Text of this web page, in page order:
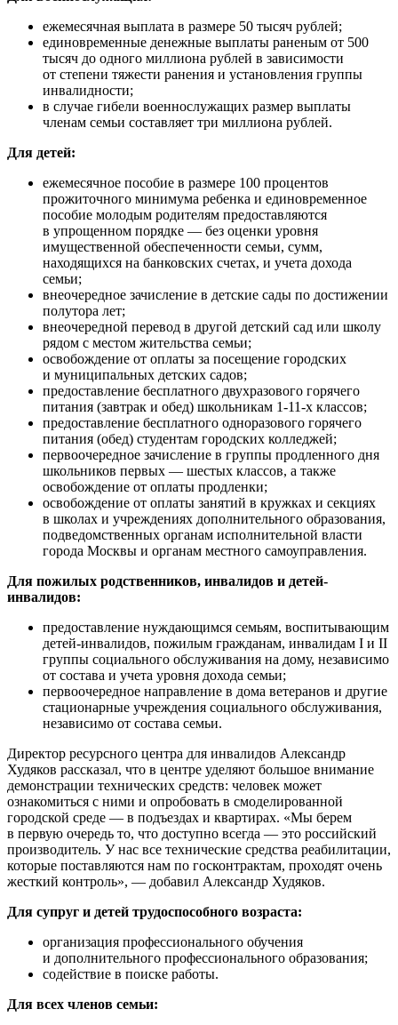
ежемесячная выплата в размере 50 тысяч рублей;
единовременные денежные выплаты раненым от 500
тысяч до одного миллиона рублей в зависимости
от степени тяжести ранения и установления группы
инвалидности;
в случае гибели военнослужащих размер выплаты
членам семьи составляет три миллиона рублей.
Для детей:
ежемесячное пособие в размере 100 процентов
прожиточного минимума ребенка и единовременное
пособие молодым родителям предоставляются
в упрощенном порядке — без оценки уровня
имущественной обеспеченности семьи, сумм,
находящихся на банковских счетах, и учета дохода
семьи;
внеочередное зачисление в детские сады по достижении
полутора лет;
внеочередной перевод в другой детский сад или школу
рядом с местом жительства семьи;
освобождение от оплаты за посещение городских
и муниципальных детских садов;
предоставление бесплатного двухразового горячего
питания (завтрак и обед) школьникам 1-11-х классов;
предоставление бесплатного одноразового горячего
питания (обед) студентам городских колледжей;
первоочередное зачисление в группы продленного дня
школьников первых — шестых классов, а также
освобождение от оплаты продленки;
освобождение от оплаты занятий в кружках и секциях
в школах и учреждениях дополнительного образования,
подведомственных органам исполнительной власти
города Москвы и органам местного самоуправления.
Для пожилых родственников, инвалидов и детей-
инвалидов:
предоставление нуждающимся семьям, воспитывающим
детей-инвалидов, пожилым гражданам, инвалидам I и II
группы социального обслуживания на дому, независимо
от состава и учета уровня дохода семьи;
первоочередное направление в дома ветеранов и другие
стационарные учреждения социального обслуживания,
независимо от состава семьи.
Директор ресурсного центра для инвалидов Александр
Худяков рассказал, что в центре уделяют большое внимание
демонстрации технических средств: человек может
ознакомиться с ними и опробовать в смоделированной
городской среде — в подъездах и квартирах. «Мы берем
в первую очередь то, что доступно всегда — это российский
производитель. У нас все технические средства реабилитации,
которые поставляются нам по госконтрактам, проходят очень
жесткий контроль», — добавил Александр Худяков.
Для супруг и детей трудоспособного возраста:
организация профессионального обучения
и дополнительного профессионального образования;
содействие в поиске работы.
Для всех членов семьи: